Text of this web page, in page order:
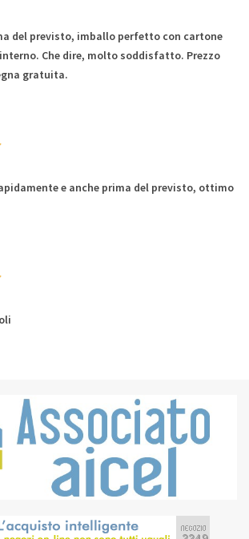
del previsto, imballo perfetto con cartone
Che dire, molto soddisfatto. Prezzo
gratuita.
e anche prima del previsto, ottimo